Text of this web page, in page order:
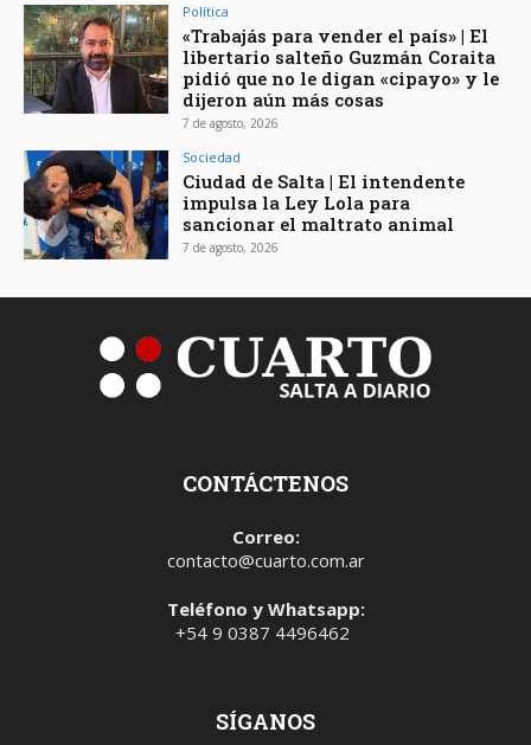
Política
«Trabajás para vender el país» | El
libertario salteño Guzmán Coraita
pidió que no le digan «cipayo» y le
dijeron aún más cosas
7 de agosto, 2026
Sociedad
Ciudad de Salta | El intendente
impulsa la Ley Lola para
sancionar el maltrato animal
7 de agosto, 2026
CONTÁCTENOS
Correo:
contacto@cuarto.com.ar
Teléfono y Whatsapp:
+54 9 0387 4496462
SÍGANOS